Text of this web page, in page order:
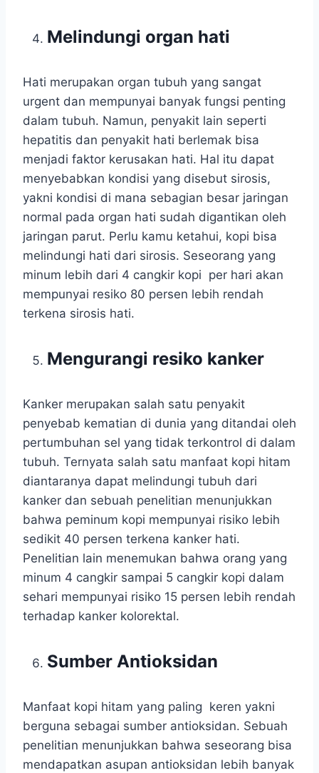
Melindungi organ hati
Hati merupakan organ tubuh yang sangat
urgent dan mempunyai banyak fungsi penting
dalam tubuh. Namun, penyakit lain seperti
hepatitis dan penyakit hati berlemak bisa
menjadi faktor kerusakan hati. Hal itu dapat
menyebabkan kondisi yang disebut sirosis,
yakni kondisi di mana sebagian besar jaringan
normal pada organ hati sudah digantikan oleh
jaringan parut. Perlu kamu ketahui, kopi bisa
melindungi hati dari sirosis. Seseorang yang
minum lebih dari 4 cangkir kopi per hari akan
mempunyai resiko 80 persen lebih rendah
terkena sirosis hati.
Mengurangi resiko kanker
Kanker merupakan salah satu penyakit
penyebab kematian di dunia yang ditandai oleh
pertumbuhan sel yang tidak terkontrol di dalam
tubuh. Ternyata salah satu manfaat kopi hitam
diantaranya dapat melindungi tubuh dari
kanker dan sebuah penelitian menunjukkan
bahwa peminum kopi mempunyai risiko lebih
sedikit 40 persen terkena kanker hati.
Penelitian lain menemukan bahwa orang yang
minum 4 cangkir sampai 5 cangkir kopi dalam
sehari mempunyai risiko 15 persen lebih rendah
terhadap kanker kolorektal.
Sumber Antioksidan
Manfaat kopi hitam yang paling keren yakni
berguna sebagai sumber antioksidan. Sebuah
penelitian menunjukkan bahwa seseorang bisa
mendapatkan asupan antioksidan lebih banyak